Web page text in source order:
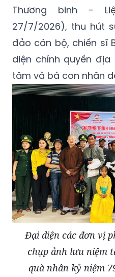
Thương binh -
27/7/2026), thu hút
đảo cán bộ, chiến sĩ
diện chính quyền
tâm và bà con nhân
Đại diện các đơn vị
chụp ảnh lưu niệm
quà nhân kỷ niệm